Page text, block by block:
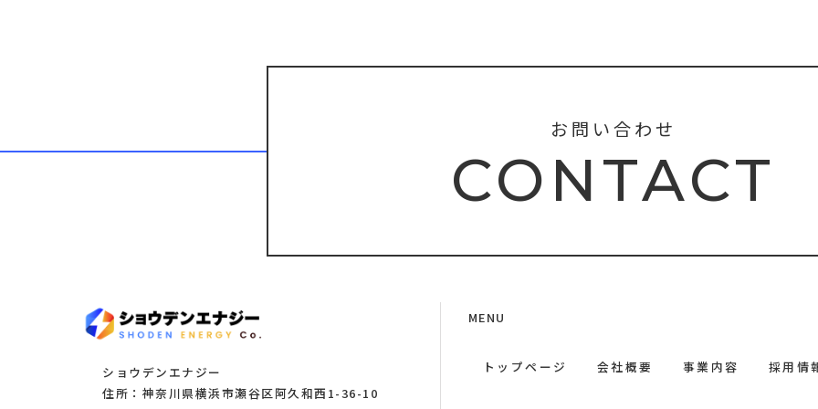
お問い合わせ
CONTACT
ショウデンエナジー
住所：神奈川県横浜市瀬谷区阿久和西1-36-10
MENU
トップページ 会社概要 事業内容 採用情